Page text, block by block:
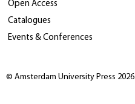
Open Access
Catalogues
Events & Conferences
© Amsterdam University Press 2026